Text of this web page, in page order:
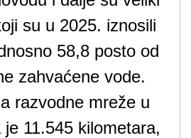
su u 2025. iznosili
58,8 posto od
zahvaćene vode.
razvodne mreže u
11.545 kilometara,